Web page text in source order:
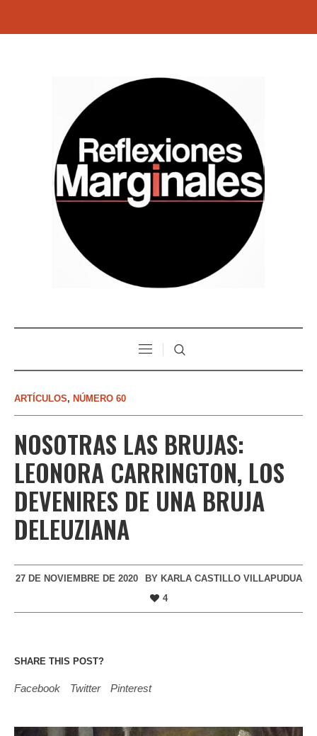
ARTÍCULOS, NÚMERO 60
NOSOTRAS LAS BRUJAS:
LEONORA CARRINGTON, LOS
DEVENIRES DE UNA BRUJA
DELEUZIANA
27 DE NOVIEMBRE DE 2020 BY KARLA CASTILLO VILLAPUDUA
4
SHARE THIS POST?
Facebook Twitter Pinterest